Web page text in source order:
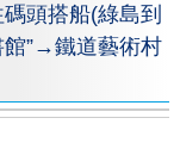
頭搭船(綠島到
”→鐵道藝術村